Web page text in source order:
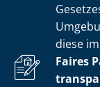
diese
Faires